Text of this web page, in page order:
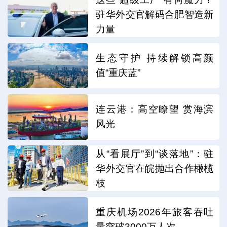
驻华外交官解码合肥智造新
力量
生态守护 持续解锁高颜
值“重庆蓝”
连云港：高空瞭望 赏海滨
风光
从“看展厅”到“谈落地”：驻
华外交官在皖抛出合作橄榄
枝
重庆机场2026年旅客吞吐